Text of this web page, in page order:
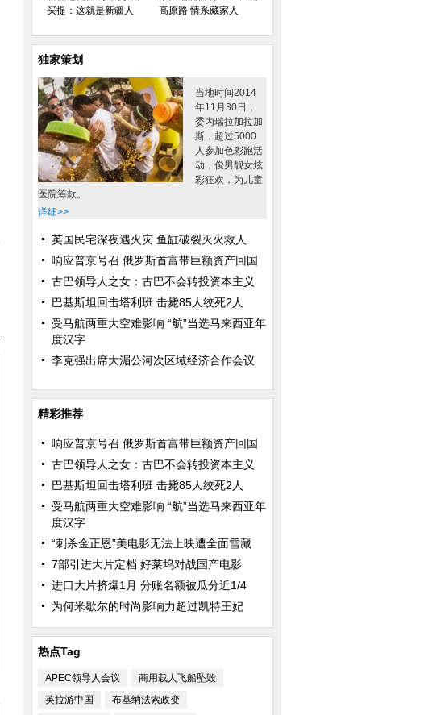
奥朗德身着传统服装照曝光 网友
吐槽像喜剧演员
一波未平一波又起
买提：这就是新疆人
高原路 情系藏家人
独家策划
当地时间2014
年11月30日，
委内瑞拉加拉加
斯，超过5000
人参加色彩跑活
动，俊男靓女炫
彩狂欢，为儿童
医院筹款。
详细>>
英国民宅深夜遇火灾 鱼缸破裂灭火救人
响应普京号召 俄罗斯首富带巨额资产回国
古巴领导人之女：古巴不会转投资本主义
巴基斯坦回击塔利班 击毙85人绞死2人
受马航两重大空难影响 “航”当选马来西亚年
度汉字
李克强出席大湄公河次区域经济合作会议
精彩推荐
响应普京号召 俄罗斯首富带巨额资产回国
古巴领导人之女：古巴不会转投资本主义
巴基斯坦回击塔利班 击毙85人绞死2人
受马航两重大空难影响 “航”当选马来西亚年
度汉字
“刺杀金正恩”美电影无法上映遭全面雪藏
7部引进大片定档 好莱坞对战国产电影
进口大片挤爆1月 分账名额被瓜分近1/4
为何米歇尔的时尚影响力超过凯特王妃
热点Tag
APEC领导人会议
商用载人飞船坠毁
英拉游中国
布基纳法索政变